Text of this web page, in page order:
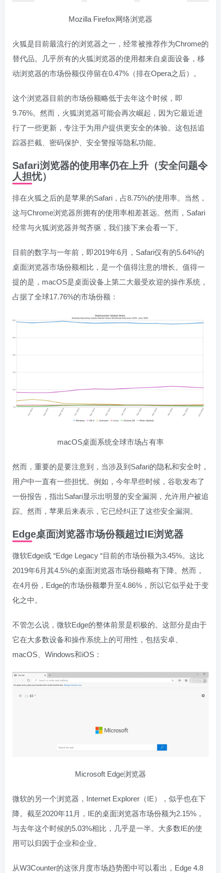
Mozilla Firefox网络浏览器
火狐是目前最流行的浏览器之一，经常被推荐作为Chrome的
替代品。几乎所有的火狐浏览器的使用都来自桌面设备，移
动浏览器的市场份额仅停留在0.47%（排在Opera之后）。
这个浏览器目前的市场份额略低于去年这个时候，即
9.76%。然而，火狐浏览器可能会再次崛起，因为它最近进
行了一些更新，专注于为用户提供更安全的体验。这包括追
踪器拦截、密码保护、安全警报等隐私功能。
Safari浏览器的使用率仍在上升（安全问题令
人担忧）
排在火狐之后的是苹果的Safari，占8.75%的使用率。当然，
这与Chrome浏览器所拥有的使用率相差甚远。然而，Safari
经常与火狐浏览器并驾齐驱，我们接下来会看一下。
目前的数字与一年前，即2019年6月，Safari仅有的5.64%的
桌面浏览器市场份额相比，是一个值得注意的增长。值得一
提的是，macOS是桌面设备上第二大最受欢迎的操作系统，
占据了全球17.76%的市场份额：
macOS桌面系统全球市场占有率
然而，重要的是要注意到，当涉及到Safari的隐私和安全时，
用户中一直有一些担忧。例如，今年早些时候，谷歌发布了
一份报告，指出Safari显示出明显的安全漏洞，允许用户被追
踪。然而，苹果后来表示，它已经纠正了这些安全漏洞。
Edge桌面浏览器市场份额超过IE浏览器
微软Edge或 “Edge Legacy “目前的市场份额为3.45%。这比
2019年6月其4.5%的桌面浏览器市场份额略有下降。然而，
在4月份，Edge的市场份额攀升至4.86%，所以它似乎处于变
化之中。
不管怎么说，微软Edge的整体前景是积极的。这部分是由于
它在大多数设备和操作系统上的可用性，包括安卓、
macOS、Windows和iOS：
Microsoft Edge浏览器
微软的另一个浏览器，Internet Explorer（IE），似乎也在下
降。截至2020年11月，IE的桌面浏览器市场份额为2.15%，
与去年这个时候的5.03%相比，几乎是一半。大多数IE的使
用可以归因于企业和企业。
从W3Counter的这张月度市场趋势图中可以看出，Edge 4.8